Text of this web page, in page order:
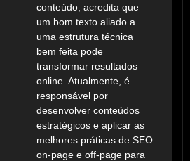
conteúdo, acredita que
um bom texto aliado a
uma estrutura técnica
bem feita pode
transformar resultados
online. Atualmente, é
responsável por
desenvolver conteúdos
estratégicos e aplicar as
melhores práticas de SEO
on-page e off-page para